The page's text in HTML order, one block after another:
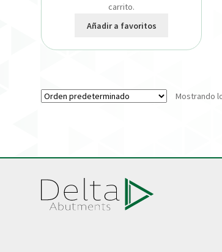
carrito.
Añadir a favoritos
Mostrando